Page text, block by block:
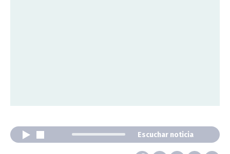
Escuchar noticia